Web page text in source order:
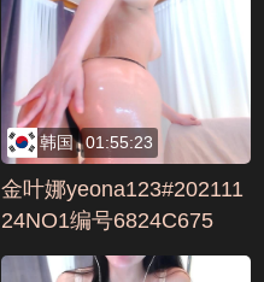
韩国 01:55:23
金叶娜yeona123#202111
24NO1编号6824C675